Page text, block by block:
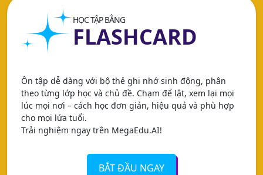
HỌC TẬP BẰNG
FLASHCARD
Ôn tập dễ dàng với bộ thẻ ghi nhớ sinh động, phân
theo từng lớp học và chủ đề. Chạm để lật, xem lại mọi
lúc mọi nơi – cách học đơn giản, hiệu quả và phù hợp
cho mọi lứa tuổi.
Trải nghiệm ngay trên MegaEdu.AI!
BẮT ĐẦU NGAY